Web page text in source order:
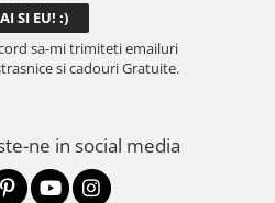
sa-mi trimiteti emailuri
si cadouri Gratuite.
ne in social media